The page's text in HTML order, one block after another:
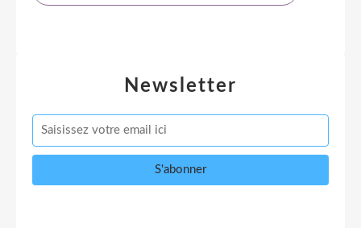
Newsletter